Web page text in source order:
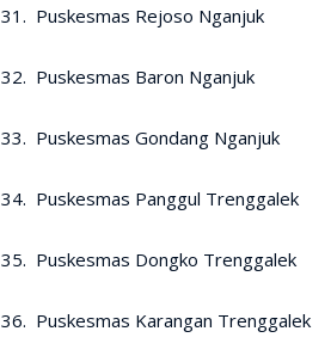
31. Puskesmas Rejoso Nganjuk
32. Puskesmas Baron Nganjuk
33. Puskesmas Gondang Nganjuk
34. Puskesmas Panggul Trenggalek
35. Puskesmas Dongko Trenggalek
36. Puskesmas Karangan Trenggalek